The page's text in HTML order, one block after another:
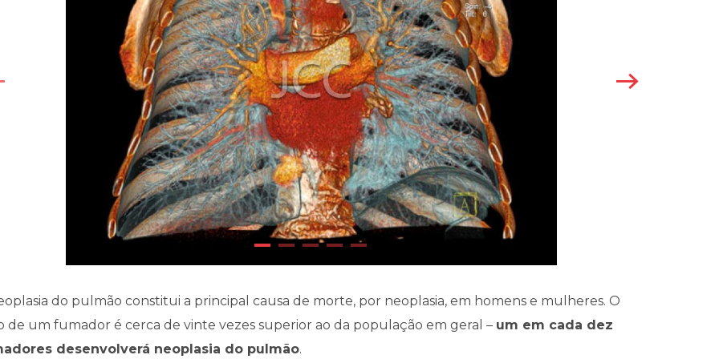
do pulmão constitui a principal causa de morte, por neoplasia, em homens e mulheres. O
de um fumador é cerca de vinte vezes superior ao da população em geral – um em cada dez
desenvolverá neoplasia do pulmão.